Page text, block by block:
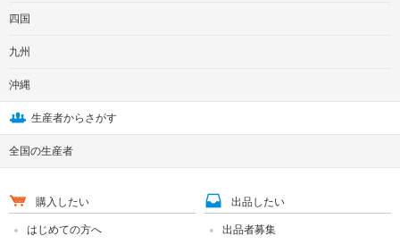
四国
九州
沖縄
生産者からさがす
全国の生産者
購入したい
はじめての方へ
出品したい
出品者募集